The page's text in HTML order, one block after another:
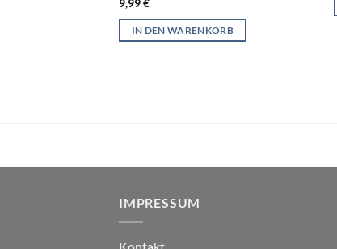
9,99€
IN DEN WARENKORB
IMPRESSUM